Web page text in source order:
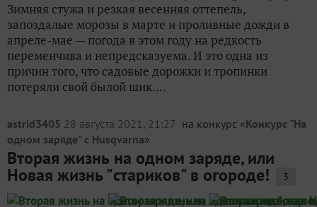
Зимняя стужа и резкая весенняя оттепель,
запоздалые морозы в марте и проливные дожди в
апреле-мае — погода в этом году на редкость
переменчива и непредсказуема. И это одна из
причин того, что садовые дорожки и тропинки
потеряли свой былой шик....
astrid3405 28 августа 2021, 21:27 на конкурс «Конкурс "На
одном заряде" с Husqvarna»
Вторая жизнь на одном заряде, или
Новая жизнь "стариков" в огороде! 3